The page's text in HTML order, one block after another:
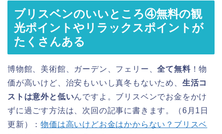
ブリスベンのいいところ④無料の観
光ポイントやリラックスポイントが
たくさんある
博物館、美術館、ガーデン、フェリー、全て無料！物
価が高いけど、治安もいいし真冬もないため、 生活コ
ストは意外と低いんですよ。ブリスベンでお金をかけ
ずに過ごす方法は、次回の記事に書きます。（6月1日
更新）：物価は高いけどお金はかからない？ブリスベ